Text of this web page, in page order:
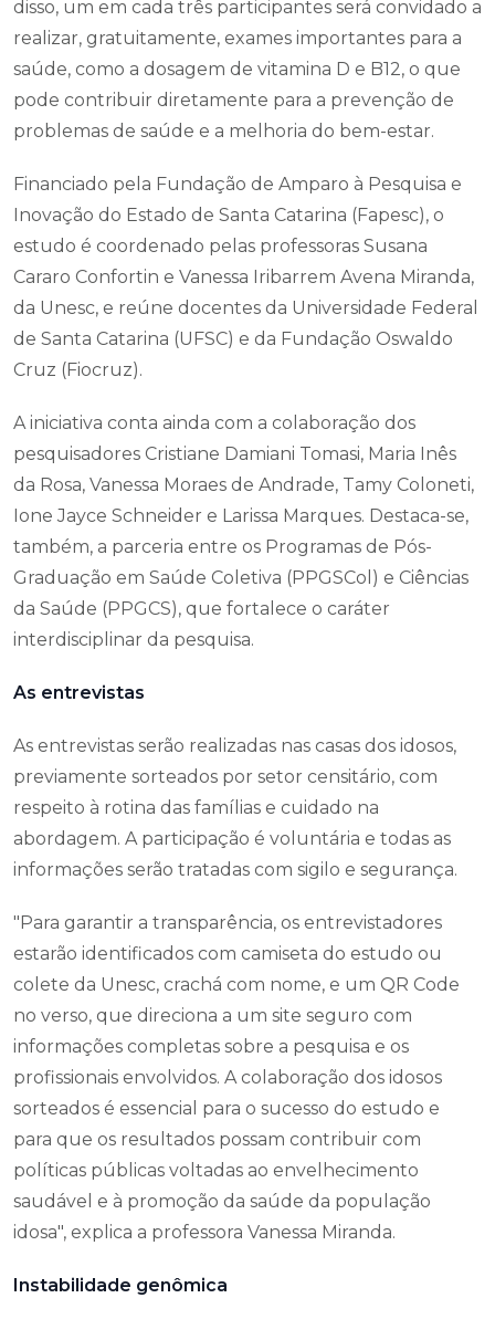
disso, um em cada três participantes será convidado a
realizar, gratuitamente, exames importantes para a
saúde, como a dosagem de vitamina D e B12, o que
pode contribuir diretamente para a prevenção de
problemas de saúde e a melhoria do bem-estar.
Financiado pela Fundação de Amparo à Pesquisa e
Inovação do Estado de Santa Catarina (Fapesc), o
estudo é coordenado pelas professoras Susana
Cararo Confortin e Vanessa Iribarrem Avena Miranda,
da Unesc, e reúne docentes da Universidade Federal
de Santa Catarina (UFSC) e da Fundação Oswaldo
Cruz (Fiocruz).
A iniciativa conta ainda com a colaboração dos
pesquisadores Cristiane Damiani Tomasi, Maria Inês
da Rosa, Vanessa Moraes de Andrade, Tamy Coloneti,
Ione Jayce Schneider e Larissa Marques. Destaca-se,
também, a parceria entre os Programas de Pós-
Graduação em Saúde Coletiva (PPGSCol) e Ciências
da Saúde (PPGCS), que fortalece o caráter
interdisciplinar da pesquisa.
As entrevistas
As entrevistas serão realizadas nas casas dos idosos,
previamente sorteados por setor censitário, com
respeito à rotina das famílias e cuidado na
abordagem. A participação é voluntária e todas as
informações serão tratadas com sigilo e segurança.
"Para garantir a transparência, os entrevistadores
estarão identificados com camiseta do estudo ou
colete da Unesc, crachá com nome, e um QR Code
no verso, que direciona a um site seguro com
informações completas sobre a pesquisa e os
profissionais envolvidos. A colaboração dos idosos
sorteados é essencial para o sucesso do estudo e
para que os resultados possam contribuir com
políticas públicas voltadas ao envelhecimento
saudável e à promoção da saúde da população
idosa", explica a professora Vanessa Miranda.
Instabilidade genômica